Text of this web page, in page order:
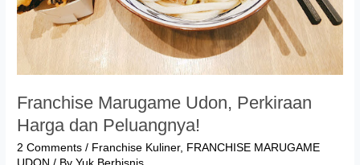
Franchise Marugame Udon, Perkiraan
Harga dan Peluangnya!
2 Comments / Franchise Kuliner, FRANCHISE MARUGAME